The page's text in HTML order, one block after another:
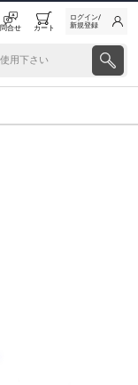
問合せ カート
ログイン/
新規登録